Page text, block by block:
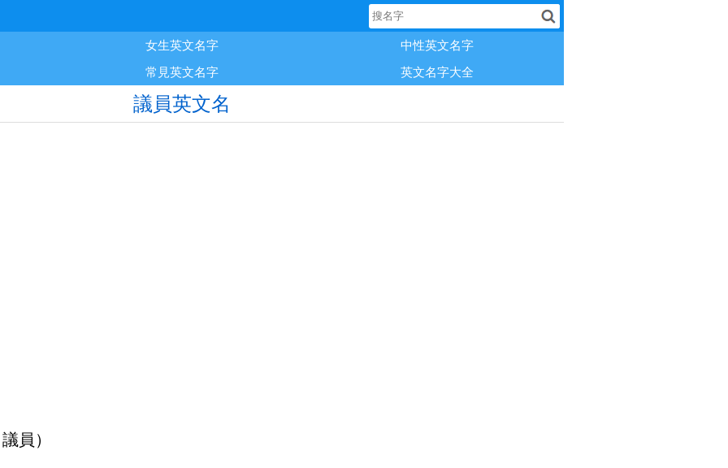
女生英文名字
中性英文名字
常見英文名字
英文名字大全
議員英文名
員）